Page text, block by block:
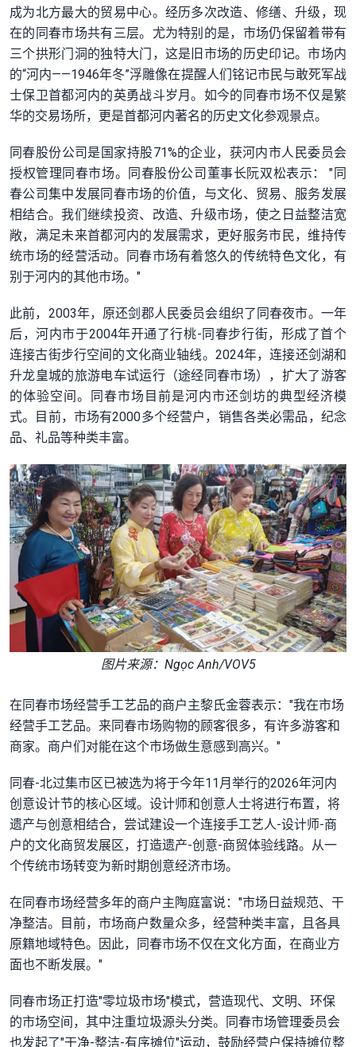
成为北方最大的贸易中心。经历多次改造、修缮、升级，现
在的同春市场共有三层。尤为特别的是，市场仍保留着带有
三个拱形门洞的独特大门，这是旧市场的历史印记。市场内
的“河内——1946年冬”浮雕像在提醒人们铭记市民与敢死军战
士保卫首都河内的英勇战斗岁月。如今的同春市场不仅是繁
华的交易场所，更是首都河内著名的历史文化参观景点。
同春股份公司是国家持股71%的企业，获河内市人民委员会
授权管理同春市场。同春股份公司董事长阮双松表示： "同
春公司集中发展同春市场的价值，与文化、贸易、服务发展
相结合。我们继续投资、改造、升级市场，使之日益整洁宽
敞，满足未来首都河内的发展需求，更好服务市民，维持传
统市场的经营活动。同春市场有着悠久的传统特色文化，有
别于河内的其他市场。"
此前，2003年，原还剑郡人民委员会组织了同春夜市。一年
后，河内市于2004年开通了行桃-同春步行街，形成了首个
连接古街步行空间的文化商业轴线。2024年，连接还剑湖和
升龙皇城的旅游电车试运行（途经同春市场），扩大了游客
的体验空间。同春市场目前是河内市还剑坊的典型经济模
式。目前，市场有2000多个经营户，销售各类必需品，纪念
品、礼品等种类丰富。
图片来源：Ngọc Anh/VOV5
在同春市场经营手工艺品的商户主黎氏金蓉表示："我在市场
经营手工艺品。来同春市场购物的顾客很多，有许多游客和
商家。商户们对能在这个市场做生意感到高兴。"
同春-北过集市区已被选为将于今年11月举行的2026年河内
创意设计节的核心区域。设计师和创意人士将进行布置，将
遗产与创意相结合，尝试建设一个连接手工艺人-设计师-商
户的文化商贸发展区，打造遗产-创意-商贸体验线路。从一
个传统市场转变为新时期创意经济市场。
在同春市场经营多年的商户主陶庭富说："市场日益规范、干
净整洁。目前，市场商户数量众多，经营种类丰富，且各具
原籍地域特色。因此，同春市场不仅在文化方面，在商业方
面也不断发展。"
同春市场正打造"零垃圾市场"模式，营造现代、文明、环保
的市场空间，其中注重垃圾源头分类。同春市场管理委员会
也发起了"干净-整洁-有序摊位"运动，鼓励经营户保持摊位整